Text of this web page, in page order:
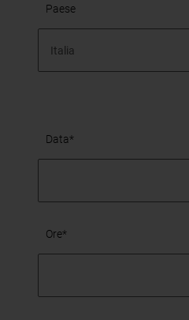
Paese
Italia
Data*
Ore*